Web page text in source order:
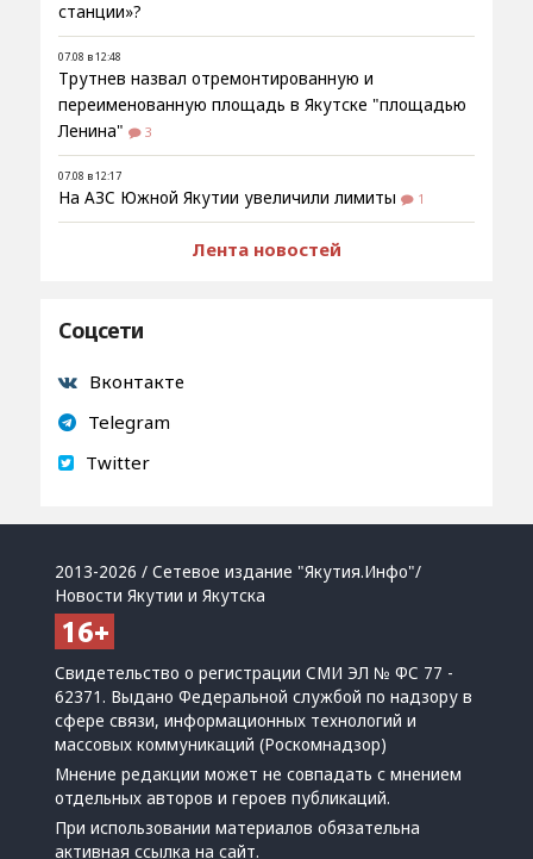
станции»?
07.08 в 12:48
Трутнев назвал отремонтированную и
переименованную площадь в Якутске "площадью
Ленина"
3
07.08 в 12:17
На АЗС Южной Якутии увеличили лимиты 1
Лента новостей
Соцсети
Вконтакте
Telegram
Twitter
2013-2026 / Сетевое издание "Якутия.Инфо"/
Новости Якутии и Якутска
Свидетельство о регистрации СМИ ЭЛ № ФС 77 -
62371. Выдано Федеральной службой по надзору в
сфере связи, информационных технологий и
массовых коммуникаций (Роскомнадзор)
Мнение редакции может не совпадать с мнением
отдельных авторов и героев публикаций.
При использовании материалов обязательна
активная ссылка на сайт.